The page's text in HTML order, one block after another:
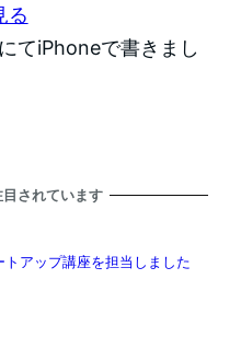
る
てiPhoneで書きまし
されています
トアップ講座を担当しました